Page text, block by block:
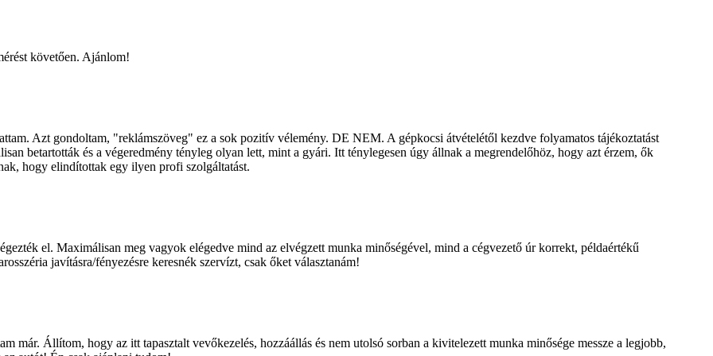
követően. Ajánlom!
Azt gondoltam, "reklámszöveg" ez a sok pozitív vélemény. DE NEM. A gépkocsi átvételétől kezdve folyamatos tájékoztatást
betartották és a végeredmény tényleg olyan lett, mint a gyári. Itt ténylegesen úgy állnak a megrendelőhöz, hogy azt érzem, ők
hogy elindítottak egy ilyen profi szolgáltatást.
el. Maximálisan meg vagyok elégedve mind az elvégzett munka minőségével, mind a cégvezető úr korrekt, példaértékű
javításra/fényezésre keresnék szervízt, csak őket választanám!
már. Állítom, hogy az itt tapasztalt vevőkezelés, hozzáállás és nem utolsó sorban a kivitelezett munka minősége messze a legjobb,